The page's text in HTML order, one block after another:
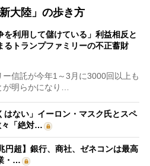
大陸」の歩き方
を利用して儲けている」利益相反と
るトランプファミリーの不正蓄財
信託が今年1～3月に3000回以上も
明らかになり…
はない」イーロン・マスク氏とスペ
々「絶対…
円超】銀行、商社、ゼネコンは最高
・…